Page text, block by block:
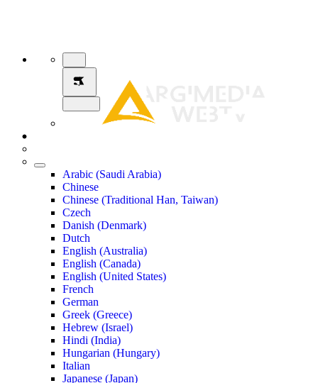
Arabic (Saudi Arabia)
Chinese
Chinese (Traditional Han, Taiwan)
Czech
Danish (Denmark)
Dutch
English (Australia)
English (Canada)
English (United States)
French
German
Greek (Greece)
Hebrew (Israel)
Hindi (India)
Hungarian (Hungary)
Italian
Japanese (Japan)